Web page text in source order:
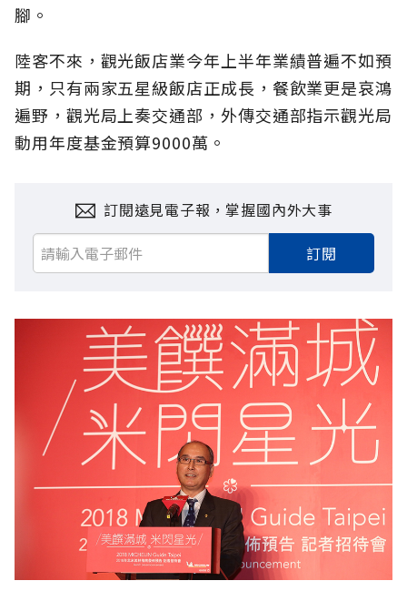
腳。
陸客不來，觀光飯店業今年上半年業績普遍不如預
期，只有兩家五星級飯店正成長，餐飲業更是哀鴻
遍野，觀光局上奏交通部，外傳交通部指示觀光局
動用年度基金預算9000萬。
訂閱遠見電子報，掌握國內外大事
訂閱